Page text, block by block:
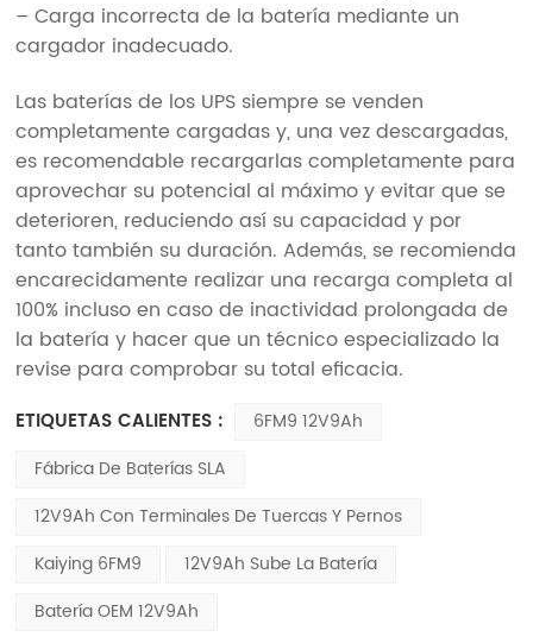
– Carga incorrecta de la batería mediante un
cargador inadecuado.
Las baterías de los UPS siempre se venden
completamente cargadas y, una vez descargadas,
es recomendable recargarlas completamente para
aprovechar su potencial al máximo y evitar que se
deterioren, reduciendo así su capacidad y por
tanto también su duración. Además, se recomienda
encarecidamente realizar una recarga completa al
100% incluso en caso de inactividad prolongada de
la batería y hacer que un técnico especializado la
revise para comprobar su total eficacia.
ETIQUETAS CALIENTES :
6FM9 12V9Ah
Fábrica De Baterías SLA
12V9Ah Con Terminales De Tuercas Y Pernos
Kaiying 6FM9
12V9Ah Sube La Batería
Batería OEM 12V9Ah